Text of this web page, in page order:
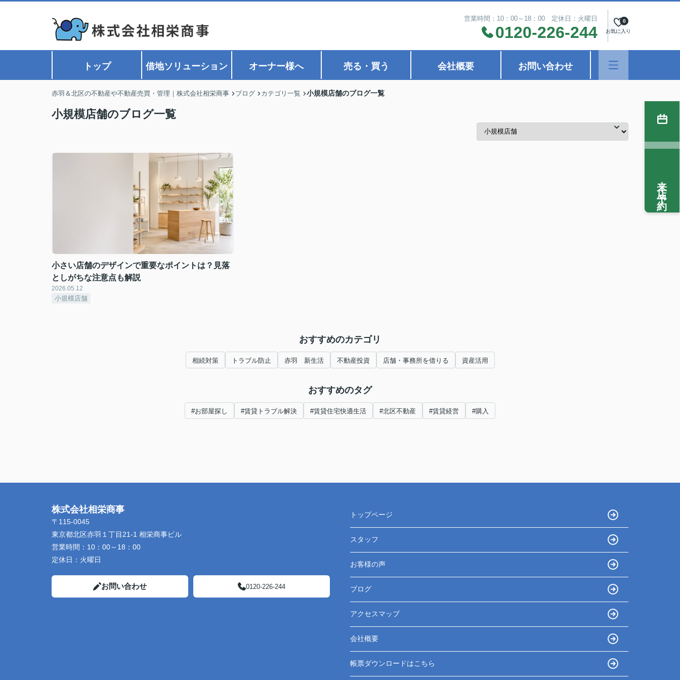
営業時間：10：00～18：00 定休日：火曜日
0120-226-244 お気に入り
0
トップ 借地ソリューション オーナー様へ 売る・買う 会社概要 お問い合わせ
赤羽＆北区の不動産や不動産売買・管理｜株式会社相栄商事 ブログ カテゴリ一覧 小規模店舗のブログ一覧
小規模店舗のブログ一覧
小さい店舗のデザインで重要なポイントは？見落
としがちな注意点も解説
2026.05.12
小規模店舗
おすすめのカテゴリ
相続対策 トラブル防止 赤羽 新生活 不動産投資 店舗・事務所を借りる 資産活用
おすすめのタグ
#お部屋探し #賃貸トラブル解決 #賃貸住宅快適生活 #北区不動産 #賃貸経営 #購入
来店予約
株式会社相栄商事
〒115-0045
東京都北区赤羽１丁目21-1 相栄商事ビル
営業時間： 10：00～18：00
定休日： 火曜日
お問い合わせ 0120-226-244
トップページ
スタッフ
お客様の声
ブログ
アクセスマップ
会社概要
帳票ダウンロードはこちら